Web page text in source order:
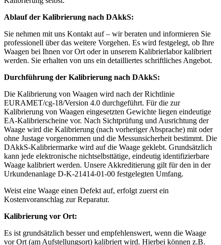
Ablauf der Kalibrierung nach DAkkS:
Sie nehmen mit uns Kontakt auf – wir beraten und informieren Sie
professionell über das weitere Vorgehen. Es wird festgelegt, ob Ihre
Waagen bei Ihnen vor Ort oder in unserem Kalibrierlabor kalibriert
werden. Sie erhalten von uns ein detailliertes schriftliches Angebot.
Durchführung der Kalibrierung nach DAkkS:
Die Kalibrierung von Waagen wird nach der Richtlinie
EURAMET/cg-18/Version 4.0 durchgeführt. Für die zur
Kalibrierung von Waagen eingesetzten Gewichte liegen eindeutige
EA-Kalibrierscheine vor. Nach Sichtprüfung und Ausrichtung der
Waage wird die Kalibrierung (nach vorheriger Absprache) mit oder
ohne Justage vorgenommen und die Messunsicherheit bestimmt. Die
DAkkS-Kalibriermarke wird auf die Waage geklebt. Grundsätzlich
kann jede elektronische nichtselbsttätige, eindeutig identifizierbare
Waage kalibriert werden. Unsere Akkreditierung gilt für den in der
Urkundenanlage D-K-21414-01-00 festgelegten Umfang.
Weist eine Waage einen Defekt auf, erfolgt zuerst ein
Kostenvoranschlag zur Reparatur.
Kalibrierung vor Ort:
Es ist grundsätzlich besser und empfehlenswert, wenn die Waage
vor Ort (am Aufstellungsort) kalibriert wird. Hierbei können z.B.